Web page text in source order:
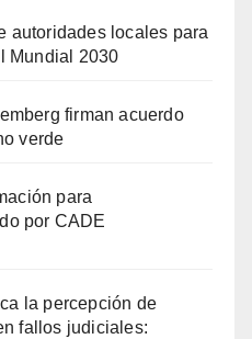
autoridades locales para
Mundial 2030
firman acuerdo
verde
para
por CADE
la percepción de
fallos judiciales: